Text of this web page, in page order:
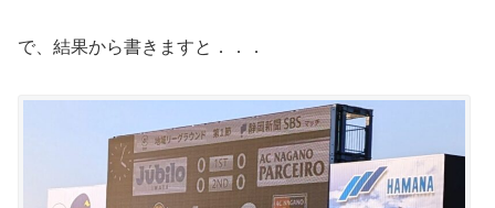
で、結果から書きますと．．．